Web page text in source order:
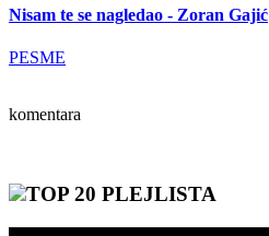
Nisam te se nagledao - Zoran Gajić
PESME
komentara
TOP 20 PLEJLISTA